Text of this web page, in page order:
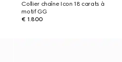
Collier chaîne Icon 18 carats à
motif GG
€ 1.800